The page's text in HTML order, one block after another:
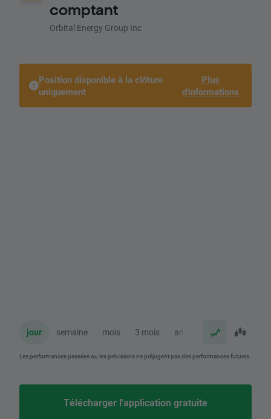
comptant
Orbital Energy Group Inc
Position disponible à la clôture
uniquement
Plus
d'informations
jour semaine mois 3 mois an
Les performances passées ou les prévisions ne préjugent pas des performances futures.
Télécharger l'application gratuite